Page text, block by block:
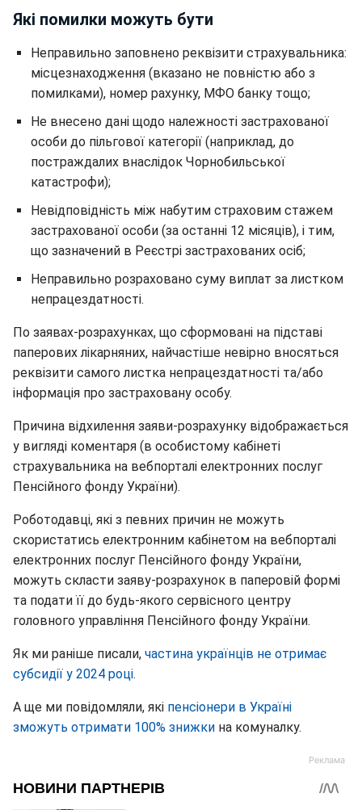
Які помилки можуть бути
Неправильно заповнено реквізити страхувальника:
місцезнаходження (вказано не повністю або з
помилками), номер рахунку, МФО банку тощо;
Не внесено дані щодо належності застрахованої
особи до пільгової категорії (наприклад, до
постраждалих внаслідок Чорнобильської
катастрофи);
Невідповідність між набутим страховим стажем
застрахованої особи (за останні 12 місяців), і тим,
що зазначений в Реєстрі застрахованих осіб;
Неправильно розраховано суму виплат за листком
непрацездатності.
По заявах-розрахунках, що сформовані на підставі
паперових лікарняних, найчастіше невірно вносяться
реквізити самого листка непрацездатності та/або
інформація про застраховану особу.
Причина відхилення заяви-розрахунку відображається
у вигляді коментаря (в особистому кабінеті
страхувальника на вебпорталі електронних послуг
Пенсійного фонду України).
Роботодавці, які з певних причин не можуть
скористатись електронним кабінетом на вебпорталі
електронних послуг Пенсійного фонду України,
можуть скласти заяву-розрахунок в паперовій формі
та подати її до будь-якого сервісного центру
головного управління Пенсійного фонду України.
Як ми раніше писали, частина українців не отримає
субсидії у 2024 році.
А ще ми повідомляли, які пенсіонери в Україні
зможуть отримати 100% знижки на комуналку.